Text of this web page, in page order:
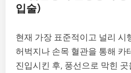
입술)
현재 가장 표준적이고 널리 시
허벅지나 손목 혈관을 통해 카
진입시킨 후, 풍선으로 막힌